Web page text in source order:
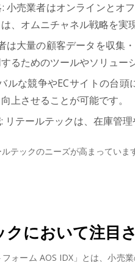
小売業者はオンラインとオ
、オムニチャネル戦略を実
は大量の顧客データを収集
るためのツールやソリュー
ルな競争やECサイトの台
上させることが可能です。
リテールテックは、在庫管
テックのニーズが高まっていま
クにおいて注目
フォーム AOS IDX」とは、小
務効
ム